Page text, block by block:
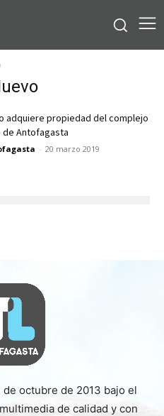
adquiere propiedad del complejo
de Antofagasta
- 20 marzo 2019
octubre de 2013 bajo el
de calidad y con